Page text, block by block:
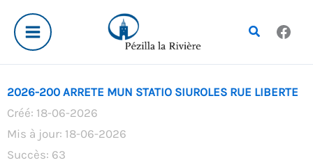
contenu
Rechercher
2026-200 ARRETE MUN STATIO SIUROLES RUE LIBERTE
Créé: 18-06-2026
Mis à jour: 18-06-2026
Succès: 63